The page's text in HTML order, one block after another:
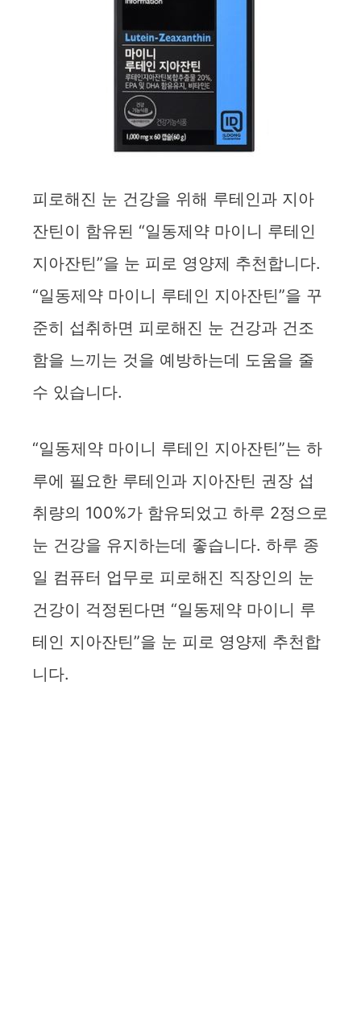
피로해진 눈 건강을 위해 루테인과 지아
잔틴이 함유된 “일동제약 마이니 루테인
지아잔틴”을 눈 피로 영양제 추천합니다.
“일동제약 마이니 루테인 지아잔틴”을 꾸
준히 섭취하면 피로해진 눈 건강과 건조
함을 느끼는 것을 예방하는데 도움을 줄
수 있습니다.
“일동제약 마이니 루테인 지아잔틴”는 하
루에 필요한 루테인과 지아잔틴 권장 섭
취량의 100%가 함유되었고 하루 2정으로
눈 건강을 유지하는데 좋습니다. 하루 종
일 컴퓨터 업무로 피로해진 직장인의 눈
건강이 걱정된다면 “일동제약 마이니 루
테인 지아잔틴”을 눈 피로 영양제 추천합
니다.